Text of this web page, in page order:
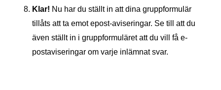
Klar! Nu har du ställt in att dina gruppformulär
tillåts att ta emot epost-aviseringar. Se till att du
även ställt in i gruppformuläret att du vill få e-
postaviseringar om varje inlämnat svar.